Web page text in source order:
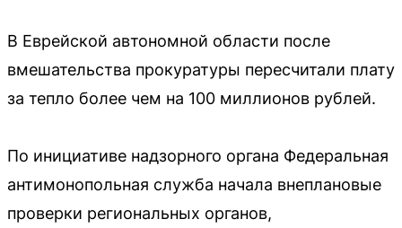
В Еврейской автономной области после
вмешательства прокуратуры пересчитали плату
за тепло более чем на 100 миллионов рублей.
По инициативе надзорного органа Федеральная
антимонопольная служба начала внеплановые
проверки региональных органов,